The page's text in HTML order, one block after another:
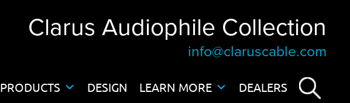
Clarus Audiophile Collection
info@claruscable.com
PRODUCTS DESIGN LEARN MORE DEALERS